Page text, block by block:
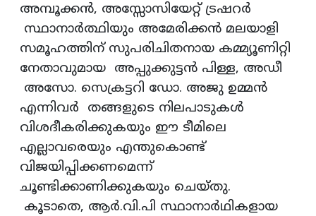
അമ്പൂക്കൻ, അസ്സോസിയേറ്റ് ട്രഷറർ
സ്ഥാനാർത്ഥിയും അമേരിക്കൻ മലയാളി
സമൂഹത്തിന് സുപരിചിതനായ കമ്മ്യൂണിറ്റി
നേതാവുമായ അപ്പുക്കുട്ടൻ പിള്ള, അഡീ
അസോ. സെക്രട്ടറി ഡോ. അജു ഉമ്മൻ
എന്നിവർ തങ്ങളുടെ നിലപാടുകൾ
വിശദീകരിക്കുകയും ഈ ടീമിലെ
എല്ലാവരെയും എന്തുകൊണ്ട്
വിജയിപ്പിക്കണമെന്ന്
ചൂണ്ടിക്കാണിക്കുകയും ചെയ്തു.
കൂടാതെ, ആർ.വി.പി സ്ഥാനാർഥികളായ